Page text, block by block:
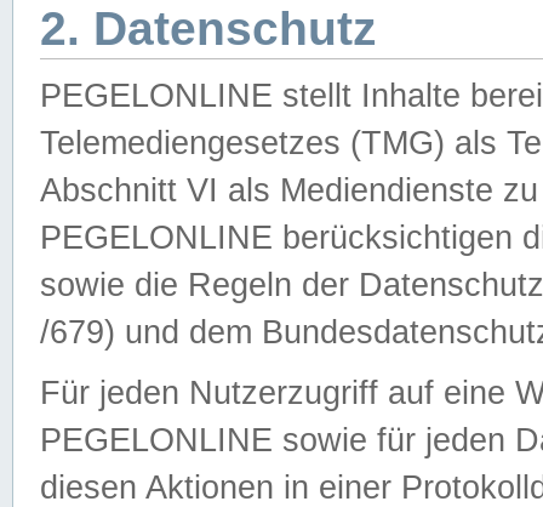
2. Datenschutz
PEGELONLINE stellt Inhalte
Telemediengesetzes (TMG) als
Abschnitt VI als Mediendienste
PEGELONLINE berücksichtigen
sowie die Regeln der
/679) und dem
Für jeden Nutzerzugriff auf eine
PEGELONLINE sowie für jeden
diesen Aktionen in einer